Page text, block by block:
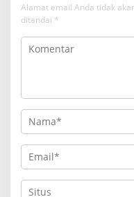
Alamat email Anda tidak
ditandai *